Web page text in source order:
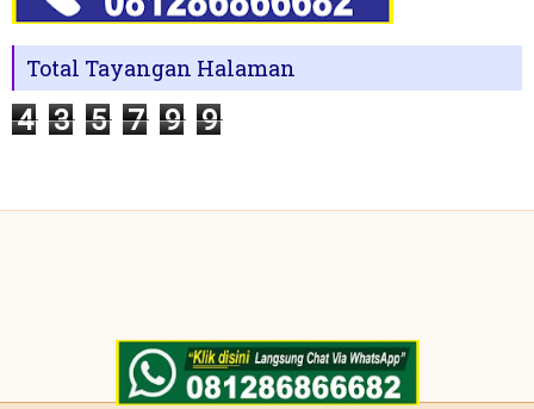
Total Tayangan Halaman
4 3 5 7 9 9